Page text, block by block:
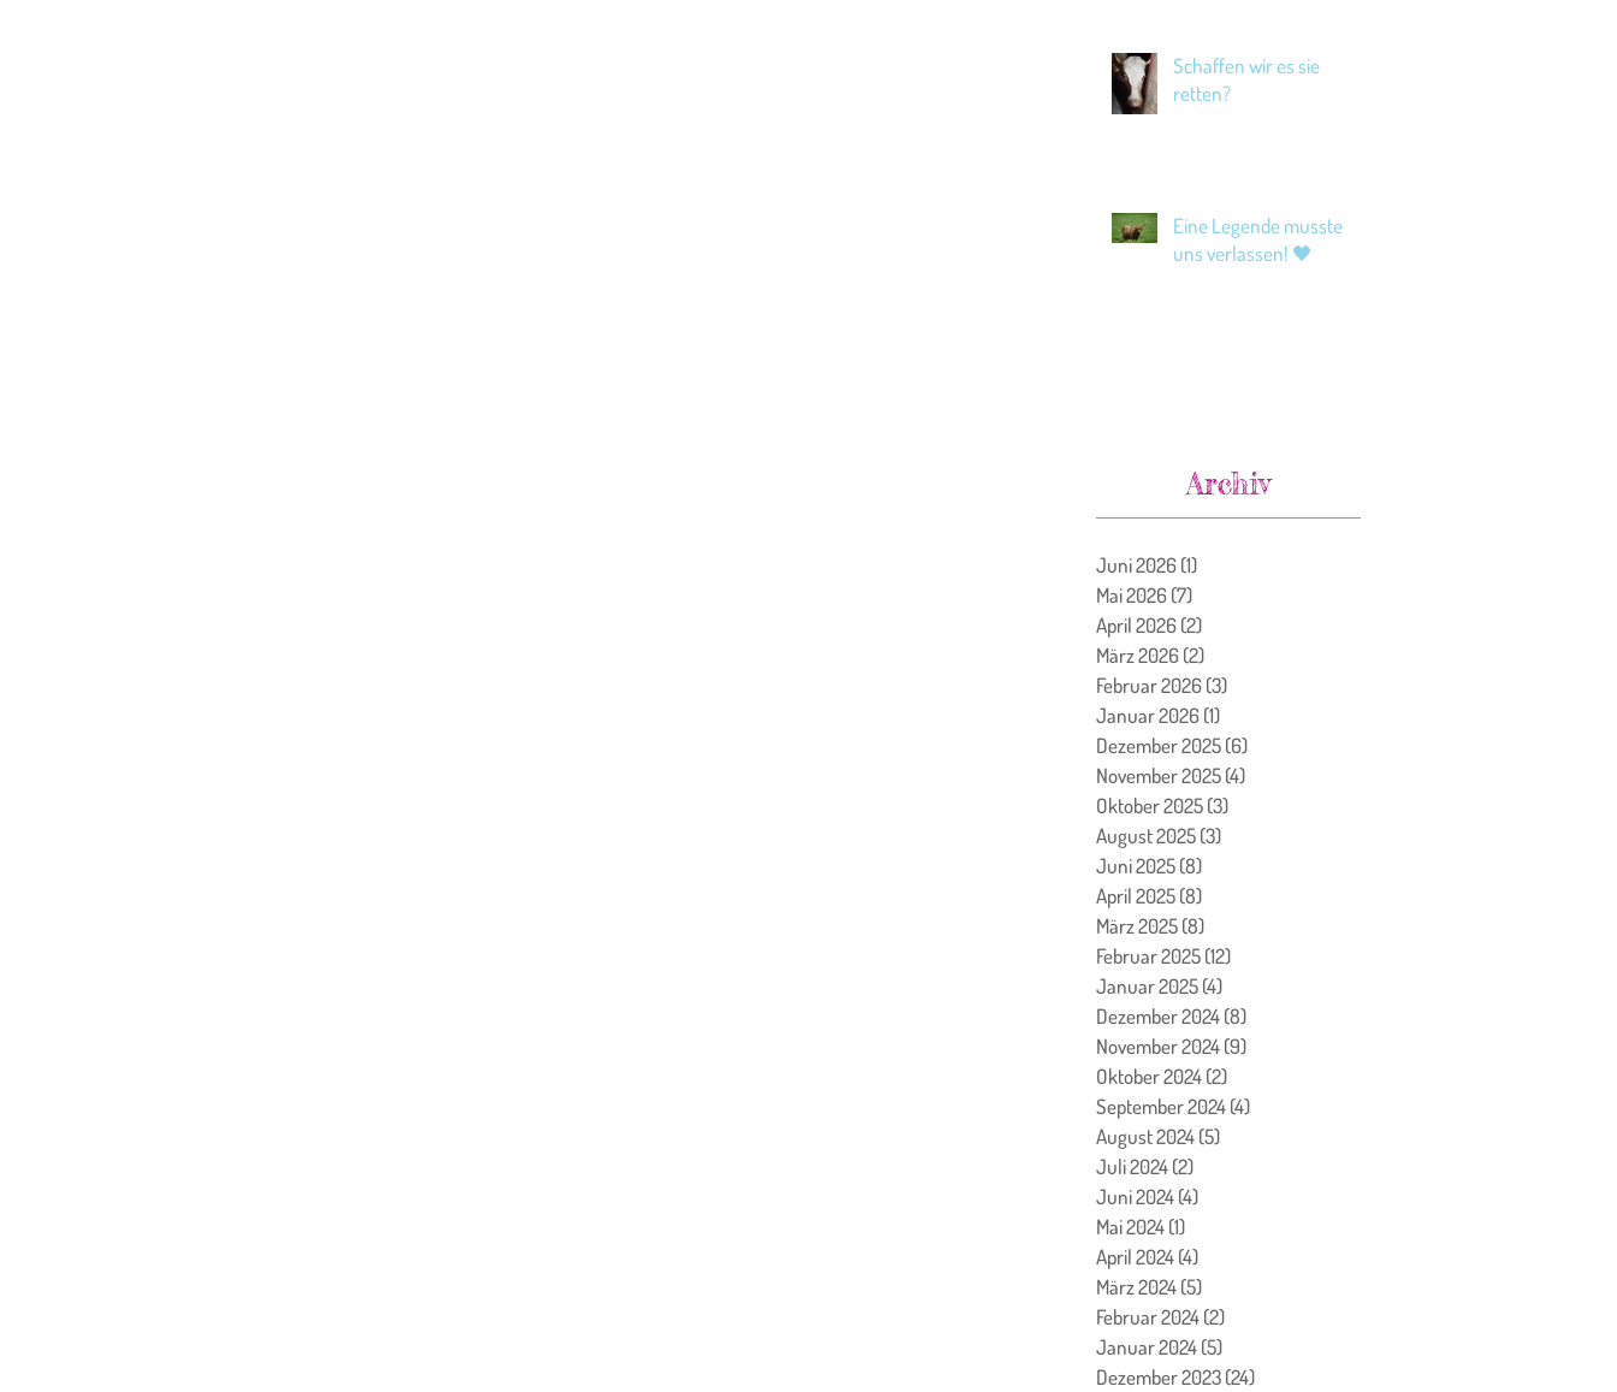
Schaffen wir es sie
retten?
Eine Legende musste
uns verlassen! 🖤
Archiv
Juni 2026(1)
Mai 2026(7)
April 2026(2)
März 2026(2)
Februar 2026(3)
Januar 2026(1)
Dezember 2025(6)
November 2025(4)
Oktober 2025(3)
August 2025(3)
Juni 2025(8)
April 2025(8)
März 2025(8)
Februar 2025(12)
Januar 2025(4)
Dezember 2024(8)
November 2024(9)
Oktober 2024(2)
September 2024(4)
August 2024(5)
Juli 2024(2)
Juni 2024(4)
Mai 2024(1)
April 2024(4)
März 2024(5)
Februar 2024(2)
Januar 2024(5)
Dezember 2023(24)